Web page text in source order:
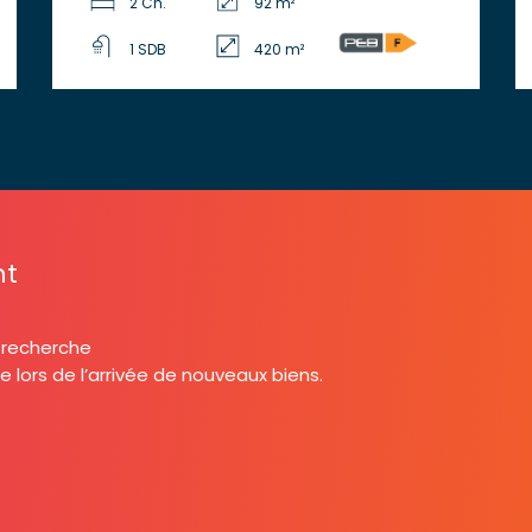
2 Ch. 92 m²
1 SDB 420 m²
de l’arrivée de nouveaux biens.